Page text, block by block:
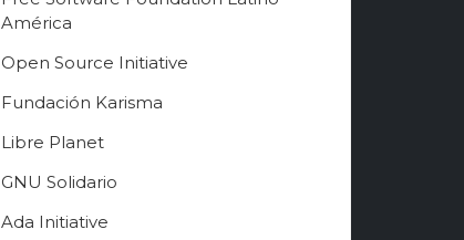
Jono Bacon
Free Software Song
América
Open Source Initiative
Fundación Karisma
Libre Planet
GNU Solidario
Ada Initiative